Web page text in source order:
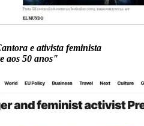
e ativista feminista
aos 50 anos"